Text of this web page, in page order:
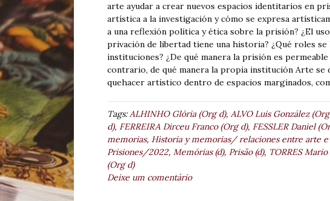
arte ayudar a crear nuevos espacios identitarios en
artística a la investigación y cómo se expresa
a una reflexión política y ética sobre la prisión? ¿El
privación de libertad tiene una historia? ¿Qué roles
instituciones? ¿De qué manera la prisión es
contrario, de qué manera la propia institución Arte se
quehacer artístico dentro de espacios marginados,
Tags:ALHINHO Glória (Org d), ALVO Luis González
d), FERREIRA Dirceu Franco (Org d), FESSLER Daniel
memorias, Historia y memorias/ relaciones entre arte
Prisiones/2022, Memórias (d), Prisão (d), TORRES
(Org d)
Deixe um comentário